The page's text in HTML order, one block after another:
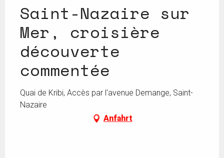
Saint-Nazaire sur
Mer, croisière
découverte
commentée
Quai de Kribi, Accès par l'avenue Demange, Saint-
Nazaire
Anfahrt